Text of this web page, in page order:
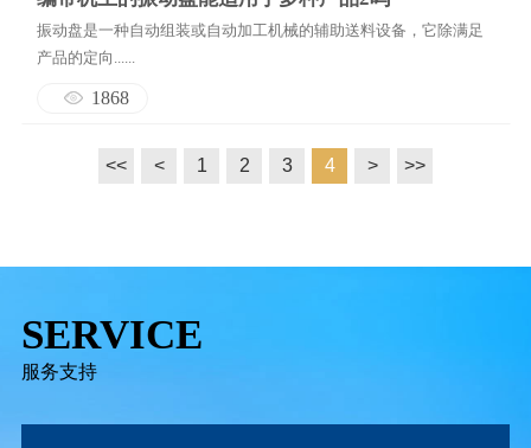
振动盘是一种自动组装或自动加工机械的辅助送料设备，它除满足
产品的定向......
1868
<< < 1 2 3 4 > >>
SERVICE
服务支持